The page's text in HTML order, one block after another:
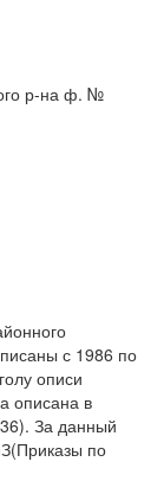
р-на ф. №
с 1986 по
описи
описана в
За данный
по